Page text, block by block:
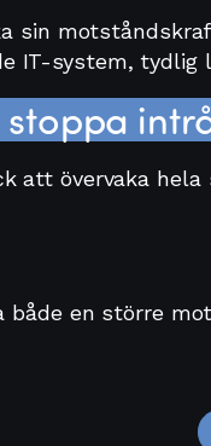
sin
IT-system, tydlig
att övervaka
både en större